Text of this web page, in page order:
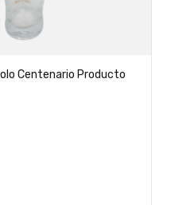
Centenario Producto